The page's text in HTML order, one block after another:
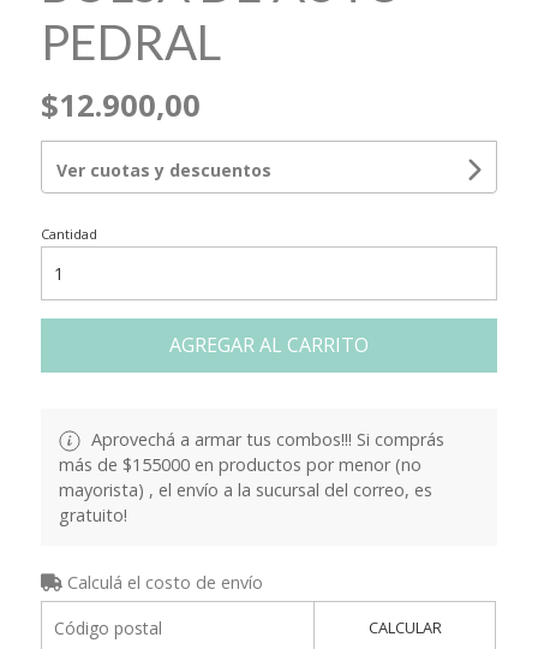
PEDRAL
$12.900,00
Ver cuotas y descuentos
Cantidad
AGREGAR AL CARRITO
Aprovechá a armar tus combos!!! Si comprás
más de $155000 en productos por menor (no
mayorista) , el envío a la sucursal del correo, es
gratuito!
Calculá el costo de envío
CALCULAR